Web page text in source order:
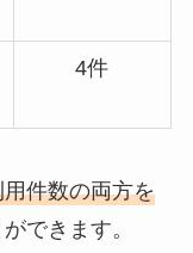
4件
件数の両方を
できます。